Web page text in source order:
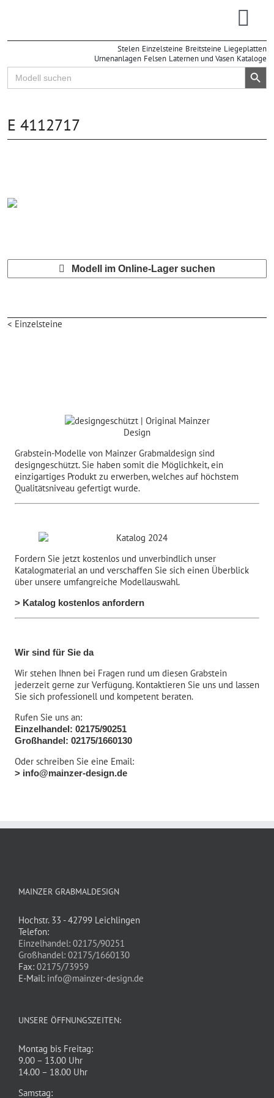
Grabsteine
Großhandel
Einzelhandel
Stelen Einzelsteine Breitsteine Liegeplatten
Urnenanlagen Felsen Laternen und Vasen Kataloge
Search
for:
Search Button
E 4112717
Modell im Online-Lager suchen
< Einzelsteine
Grabstein-Modelle von Mainzer Grabmaldesign sind
designgeschützt. Sie haben somit die Möglichkeit, ein
einzigartiges Produkt zu erwerben, welches auf höchstem
Qualitätsniveau gefertigt wurde.
Fordern Sie jetzt kostenlos und unverbindlich unser
Katalogmaterial an und verschaffen Sie sich einen Überblick
über unsere umfangreiche Modellauswahl.
> Katalog kostenlos anfordern
Wir sind für Sie da
Wir stehen Ihnen bei Fragen rund um diesen Grabstein
jederzeit gerne zur Verfügung. Kontaktieren Sie uns und lassen
Sie sich professionell und kompetent beraten.
Rufen Sie uns an:
Einzelhandel: 02175/90251
Großhandel: 02175/1660130
Oder schreiben Sie eine Email:
> info@mainzer-design.de
MAINZER GRABMALDESIGN
Hochstr. 33 - 42799 Leichlingen
Telefon:
Einzelhandel: 02175/90251
Großhandel: 02175/1660130
Fax: 02175/73959
E-Mail: info@mainzer-design.de
UNSERE ÖFFNUNGSZEITEN:
Montag bis Freitag:
9.00 – 13.00 Uhr
14.00 – 18.00 Uhr
Samstag: